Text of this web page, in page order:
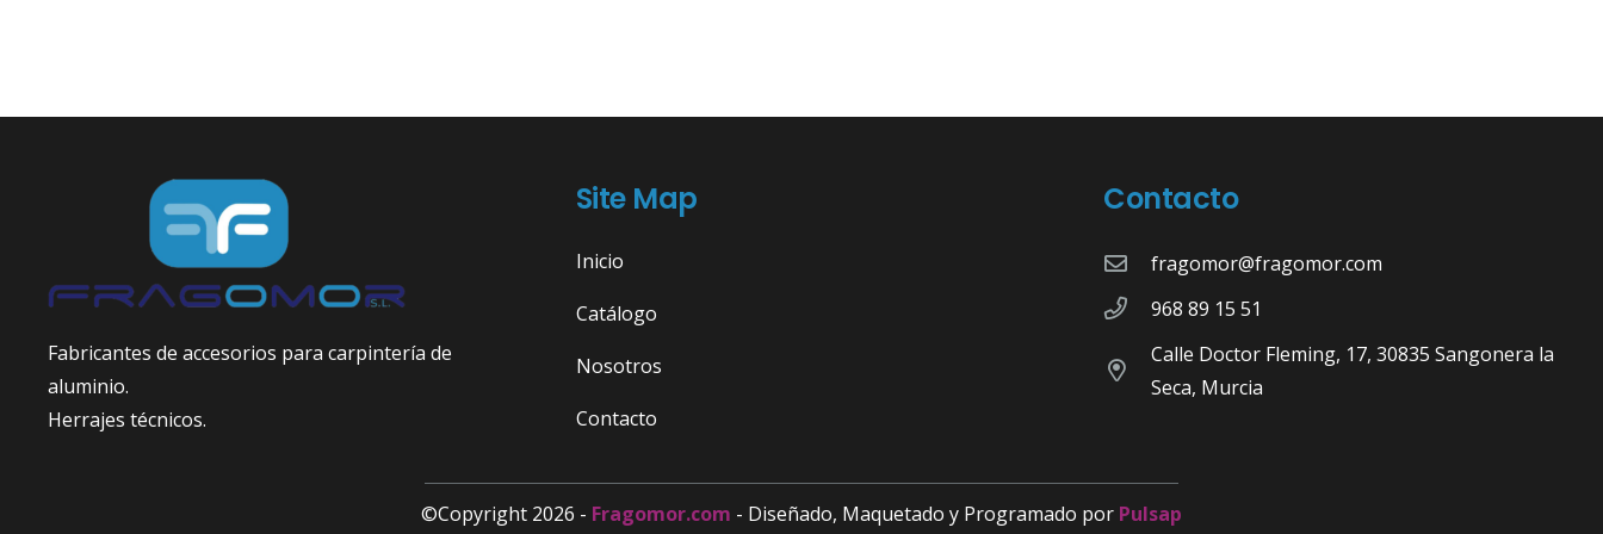
Fabricantes de accesorios para carpintería de
aluminio.
Herrajes técnicos.
Site Map
Inicio
Catálogo
Nosotros
Contacto
Contacto
fragomor@fragomor.com
968 89 15 51
Calle Doctor Fleming, 17, 30835 Sangonera la
Seca, Murcia
©Copyright 2026 - Fragomor.com - Diseñado, Maquetado y Programado por Pulsap